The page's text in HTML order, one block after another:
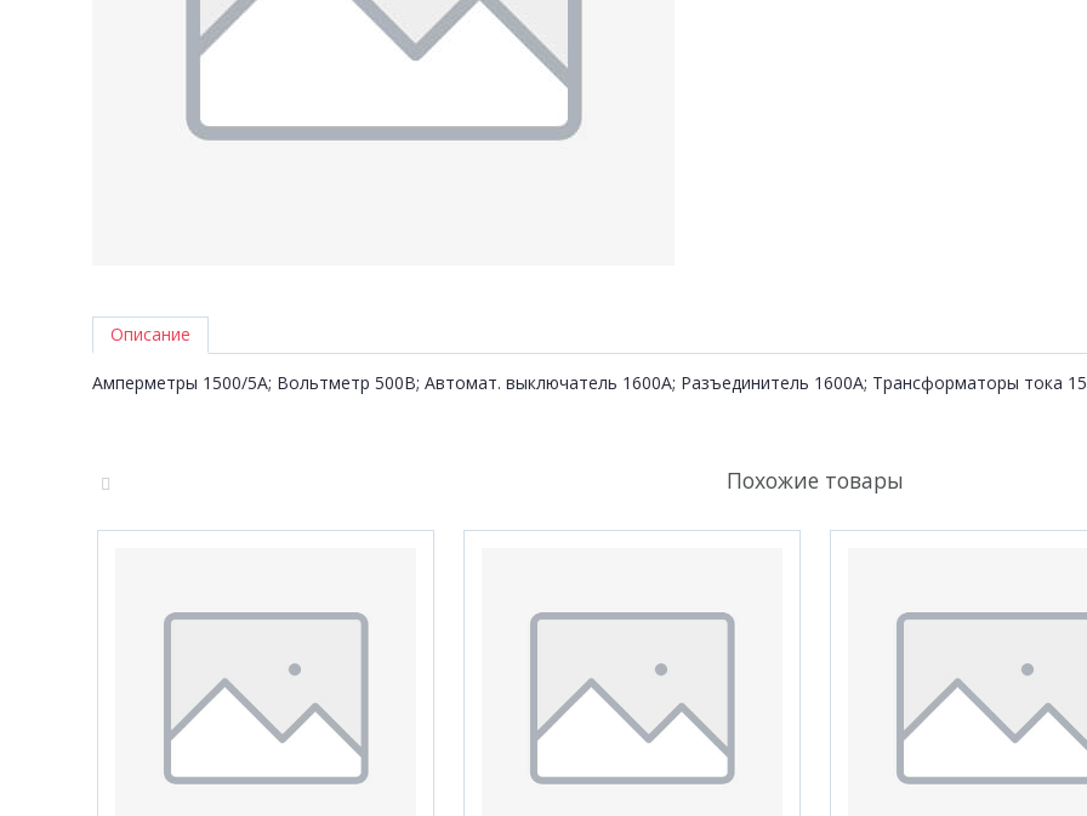
Описание
Амперметры 1500/5А; Вольтметр 500В; Автомат. выключатель 1600А; Разъединитель 1600А; Трансформаторы тока
Похожие товары